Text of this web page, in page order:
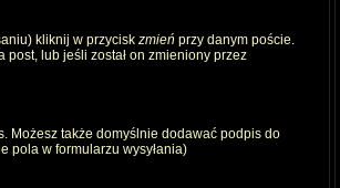
kliknij w przycisk zmień przy danym poście.
lub jeśli został on zmieniony przez
Możesz także domyślnie dodawać podpis do
pola w formularzu wysyłania)